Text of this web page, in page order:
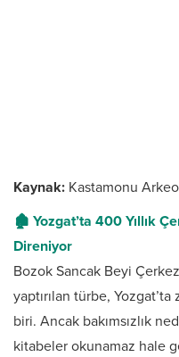
Kaynak: Kastamonu
🏚️ Yozgat’ta 400 Yıllık
Direniyor
Bozok Sancak Beyi
yaptırılan türbe,
biri. Ancak bakımsızlık
kitabeler okunamaz hale